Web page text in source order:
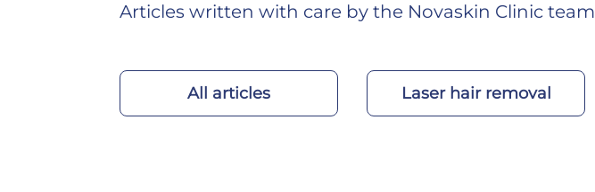
Articles written with care by the Novaskin Clinic team
All articles Laser hair removal